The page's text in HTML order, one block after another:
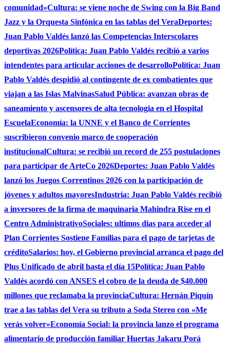
comunidad»Cultura: se viene noche de Swing con la Big Band
Jazz y la Orquesta Sinfónica en las tablas del VeraDeportes:
Juan Pablo Valdés lanzó las Competencias Interscolares
deportivas 2026Política: Juan Pablo Valdés recibió a varios
intendentes para articular acciones de desarrolloPolítica: Juan
Pablo Valdés despidió al contingente de ex combatientes que
viajan a las Islas MalvinasSalud Pública: avanzan obras de
saneamiento y ascensores de alta tecnologia en el Hospital
EscuelaEconomía: la UNNE y el Banco de Corrientes
suscribieron convenio marco de cooperación
institucionalCultura: se recibió un record de 255 postulaciones
para participar de ArteCo 2026Deportes: Juan Pablo Valdés
lanzó los Juegos Correntinos 2026 con la participación de
jóvenes y adultos mayoresIndustria: Juan Pablo Valdés recibió
a inversores de la firma de maquinaria Mahindra Rise en el
Centro AdministrativoSociales: ultimos dias para acceder al
Plan Corrientes Sostiene Familias para el pago de tarjetas de
créditoSalarios: hoy, el Gobierno provincial arranca el pago del
Plus Unificado de abril hasta el día 15Política: Juan Pablo
Valdés acordó con ANSES el cobro de la deuda de $40.000
millones que reclamaba la provinciaCultura: Hernán Piquín
trae a las tablas del Vera su tributo a Soda Stereo con «Me
verás volver»Economía Social: la provincia lanzo el programa
alimentario de producción familiar Huertas Jakaru Porá